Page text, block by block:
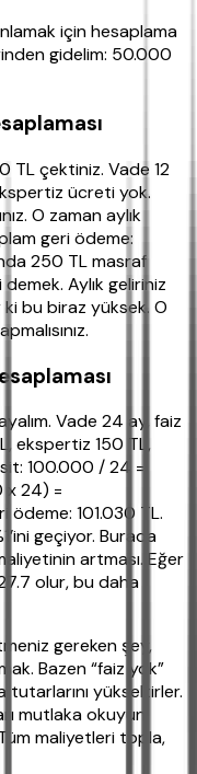
için hesaplama
gidelim: 50.000
TL çektiniz. Vade 12
ücreti yok.
O zaman aylık
geri ödeme:
250 TL masraf
Aylık geliriniz
ki bu biraz yüksek. O
Vade 24 ay, faiz
ekspertiz 150 TL,
100.000 / 24 =
x 24) =
ödeme: 101.030 TL.
geçiyor. Burada
artması. Eğer
olur, bu daha
gereken şey,
Bazen “faiz yok”
tutarlarını yükseltirler.
mutlaka okuyun.
Tüm maliyetleri topla,